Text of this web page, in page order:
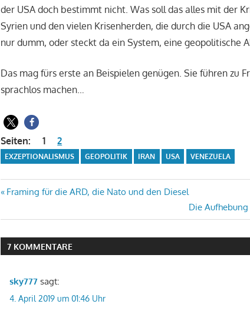
der USA doch bestimmt nicht. Was soll das alles mit der
Syrien und den vielen Krisenherden, die durch die USA
nur dumm, oder steckt da ein System, eine geopolitische
Das mag fürs erste an Beispielen genügen. Sie führen zu
sprachlos machen…
Seiten:1 2
EXZEPTIONALISMUS GEOPOLITIK IRAN USA VENEZUELA
Beitragsnavigation
Vorheriger
Framing für die ARD, die Nato und den Diesel
Nächster
Beitrag:
Die
7 KOMMENTARE
sky777 sagt:
4. April 2019 um 01:46 Uhr